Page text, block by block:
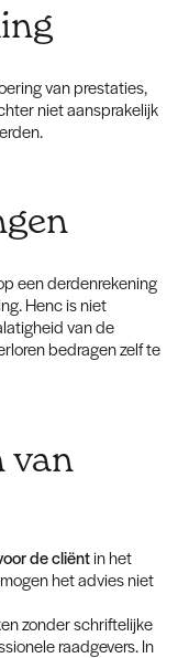
van prestaties,
niet aansprakelijk
een derdenrekening
Henc is niet
van de
bedragen zelf te
van
de cliëntin het
het advies niet
zonder schriftelijke
raadgevers. In